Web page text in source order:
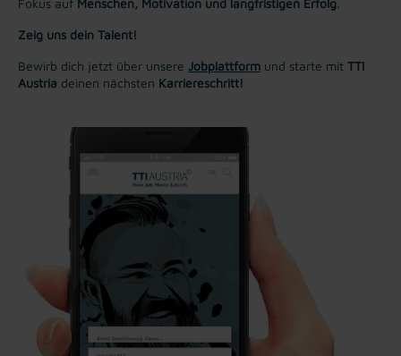
Zeig uns dein Talent!
Bewirb dich jetzt über unsere Jobplattform und starte mit TTI
Austria deinen nächsten Karriereschritt!